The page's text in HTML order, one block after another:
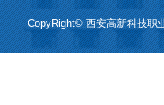
CopyRight© 西安高新科技职